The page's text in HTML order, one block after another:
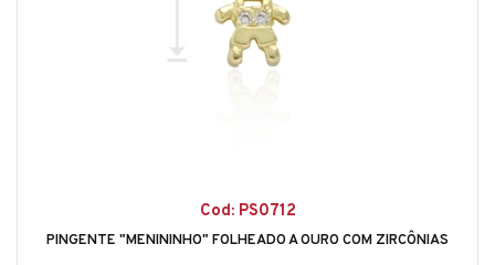
Cod: PS0712
PINGENTE "MENININHO" FOLHEADO A OURO COM ZIRCÔNIAS